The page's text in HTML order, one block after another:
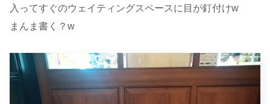
入ってすぐのウェイティングスペースに目が釘付けw
まんま書く？w